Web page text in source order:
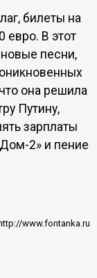
билеты на
евро. В этот
песни,
она решила
Путину,
зарплаты
2» и пение
http://www.fontanka.ru